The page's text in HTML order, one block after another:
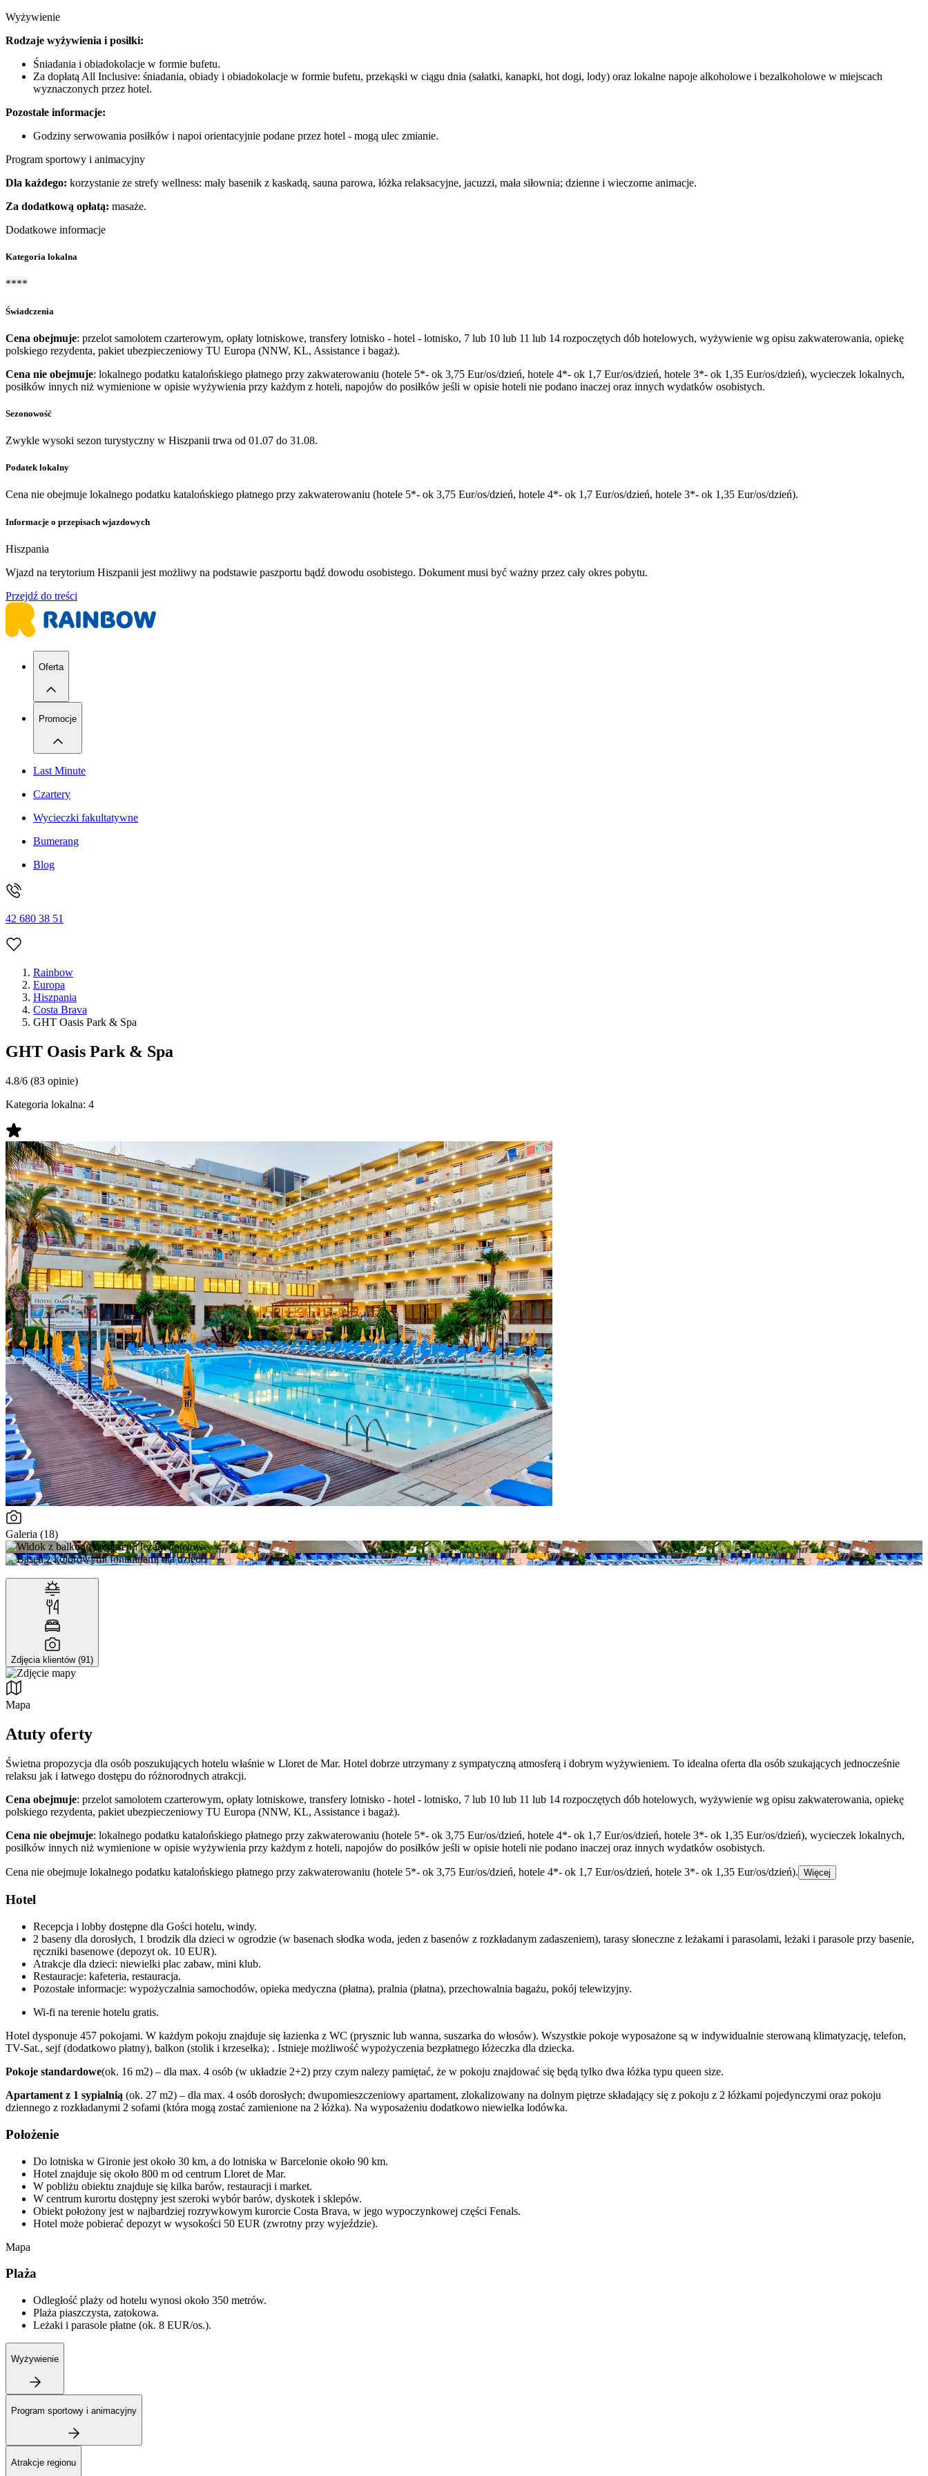
Wyżywienie
Rodzaje wyżywienia i posiłki:
Śniadania i obiadokolacje w formie bufetu.
Za dopłatą All Inclusive: śniadania, obiady i obiadokolacje w formie bufetu, przekąski w ciągu dnia (sałatki, kanapki, hot dogi, lody) oraz lokalne napoje alkoholowe i bezalkoholowe w miejscach
wyznaczonych przez hotel.
Pozostałe informacje:
Godziny serwowania posiłków i napoi orientacyjnie podane przez hotel - mogą ulec zmianie.
Program sportowy i animacyjny
Dla każdego: korzystanie ze strefy wellness: mały basenik z kaskadą, sauna parowa, łóżka relaksacyjne, jacuzzi, mała siłownia; dzienne i wieczorne animacje.
Za dodatkową opłatą: masaże.
Dodatkowe informacje
Kategoria lokalna
****
Świadczenia
Cena obejmuje: przelot samolotem czarterowym, opłaty lotniskowe, transfery lotnisko - hotel - lotnisko, 7 lub 10 lub 11 lub 14 rozpoczętych dób hotelowych, wyżywienie wg opisu zakwaterowania, opiekę
polskiego rezydenta, pakiet ubezpieczeniowy TU Europa (NNW, KL, Assistance i bagaż).
Cena nie obejmuje: lokalnego podatku katalońskiego płatnego przy zakwaterowaniu (hotele 5*- ok 3,75 Eur/os/dzień, hotele 4*- ok 1,7 Eur/os/dzień, hotele 3*- ok 1,35 Eur/os/dzień), wycieczek lokalnych,
posiłków innych niż wymienione w opisie wyżywienia przy każdym z hoteli, napojów do posiłków jeśli w opisie hoteli nie podano inaczej oraz innych wydatków osobistych.
Sezonowość
Zwykle wysoki sezon turystyczny w Hiszpanii trwa od 01.07 do 31.08.
Podatek lokalny
Cena nie obejmuje lokalnego podatku katalońskiego płatnego przy zakwaterowaniu (hotele 5*- ok 3,75 Eur/os/dzień, hotele 4*- ok 1,7 Eur/os/dzień, hotele 3*- ok 1,35 Eur/os/dzień).
Informacje o przepisach wjazdowych
Hiszpania
​Wjazd na terytorium Hiszpanii jest możliwy na podstawie paszportu bądź dowodu osobistego. Dokument musi być ważny przez cały okres pobytu.
Przejdź do treści
Oferta
Promocje
Last Minute
Czartery
Wycieczki fakultatywne
Bumerang
Blog
42 680 38 51
Rainbow
Europa
Hiszpania
Costa Brava
GHT Oasis Park & Spa
GHT Oasis Park & Spa
4.8/6 (83 opinie)
Kategoria lokalna: 4
Galeria (18)
Zdjęcia klientów (91)
Mapa
Atuty oferty
Świetna propozycja dla osób poszukujących hotelu właśnie w Lloret de Mar. Hotel dobrze utrzymany z sympatyczną atmosferą i dobrym wyżywieniem. To idealna oferta dla osób szukających jednocześnie
relaksu jak i łatwego dostępu do różnorodnych atrakcji.
Cena obejmuje: przelot samolotem czarterowym, opłaty lotniskowe, transfery lotnisko - hotel - lotnisko, 7 lub 10 lub 11 lub 14 rozpoczętych dób hotelowych, wyżywienie wg opisu zakwaterowania, opiekę
polskiego rezydenta, pakiet ubezpieczeniowy TU Europa (NNW, KL, Assistance i bagaż).
Cena nie obejmuje: lokalnego podatku katalońskiego płatnego przy zakwaterowaniu (hotele 5*- ok 3,75 Eur/os/dzień, hotele 4*- ok 1,7 Eur/os/dzień, hotele 3*- ok 1,35 Eur/os/dzień), wycieczek lokalnych,
posiłków innych niż wymienione w opisie wyżywienia przy każdym z hoteli, napojów do posiłków jeśli w opisie hoteli nie podano inaczej oraz innych wydatków osobistych.
Cena nie obejmuje lokalnego podatku katalońskiego płatnego przy zakwaterowaniu (hotele 5*- ok 3,75 Eur/os/dzień, hotele 4*- ok 1,7 Eur/os/dzień, hotele 3*- ok 1,35 Eur/os/dzień). Więcej
Hotel
Recepcja i lobby dostępne dla Gości hotelu, windy.
2 baseny dla dorosłych, 1 brodzik dla dzieci w ogrodzie (w basenach słodka woda, jeden z basenów z rozkładanym zadaszeniem), tarasy słoneczne z leżakami i parasolami, leżaki i parasole przy basenie,
ręczniki basenowe (depozyt ok. 10 EUR).
Atrakcje dla dzieci: niewielki plac zabaw, mini klub.
Restauracje: kafeteria, restauracja.
Pozostałe informacje: wypożyczalnia samochodów, opieka medyczna (płatna), pralnia (płatna), przechowalnia bagażu, pokój telewizyjny.
Wi-fi na terenie hotelu gratis.
Hotel dysponuje 457 pokojami. W każdym pokoju znajduje się łazienka z WC (prysznic lub wanna, suszarka do włosów). Wszystkie pokoje wyposażone są w indywidualnie sterowaną klimatyzację, telefon,
TV-Sat., sejf (dodatkowo płatny), balkon (stolik i krzesełka); . Istnieje możliwość wypożyczenia bezpłatnego łóżeczka dla dziecka.
Pokoje standardowe(ok. 16 m2) – dla max. 4 osób (w układzie 2+2) przy czym nalezy pamiętać, że w pokoju znajdować się będą tylko dwa łóżka typu queen size.
Apartament z 1 sypialnią (ok. 27 m2) – dla max. 4 osób dorosłych; dwupomieszczeniowy apartament, zlokalizowany na dolnym piętrze składający się z pokoju z 2 łóżkami pojedynczymi oraz pokoju
dziennego z rozkładanymi 2 sofami (która mogą zostać zamienione na 2 łóżka). Na wyposażeniu dodatkowo niewielka lodówka.
Położenie
Do lotniska w Gironie jest około 30 km, a do lotniska w Barcelonie około 90 km.
Hotel znajduje się około 800 m od centrum Lloret de Mar.
W pobliżu obiektu znajduje się kilka barów, restauracji i market.
W centrum kurortu dostępny jest szeroki wybór barów, dyskotek i sklepów.
Obiekt położony jest w najbardziej rozrywkowym kurorcie Costa Brava, w jego wypoczynkowej części Fenals.
Hotel może pobierać depozyt w wysokości 50 EUR (zwrotny przy wyjeździe).
Mapa
Plaża
Odległość plaży od hotelu wynosi około 350 metrów.
Plaża piaszczysta, zatokowa.
Leżaki i parasole płatne (ok. 8 EUR/os.).
Wyżywienie
Program sportowy i animacyjny
Atrakcje regionu